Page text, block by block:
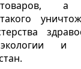
товаров,
и